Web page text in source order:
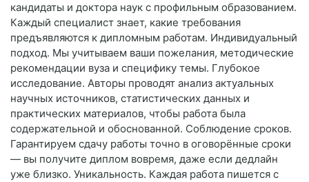
кандидаты и доктора наук с профильным образованием.
Каждый специалист знает, какие требования
предъявляются к дипломным работам. Индивидуальный
подход. Мы учитываем ваши пожелания, методические
рекомендации вуза и специфику темы. Глубокое
исследование. Авторы проводят анализ актуальных
научных источников, статистических данных и
практических материалов, чтобы работа была
содержательной и обоснованной. Соблюдение сроков.
Гарантируем сдачу работы точно в оговорённые сроки
— вы получите диплом вовремя, даже если дедлайн
уже близко. Уникальность. Каждая работа пишется с